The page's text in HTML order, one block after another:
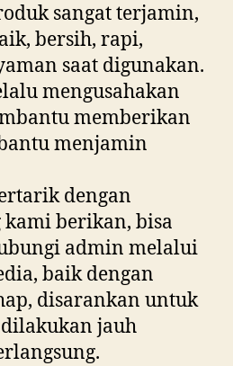
sangat terjamin,
bersih, rapi,
saat digunakan.
mengusahakan
memberikan
menjamin
dengan
berikan, bisa
admin melalui
baik dengan
disarankan untuk
jauh